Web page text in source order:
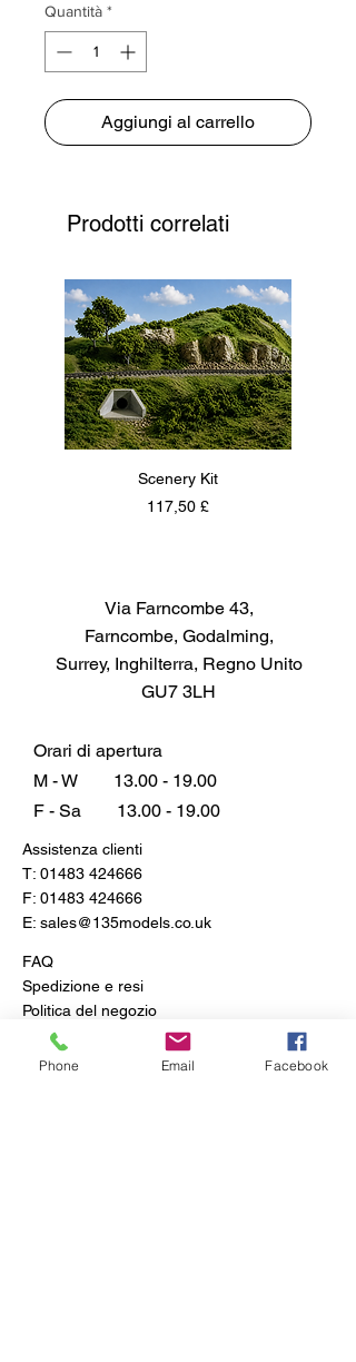
Quantità *
Aggiungi al carrello
Prodotti correlati
Scenery Kit
Prezzo
117,50 £
Via Farncombe 43,
Farncombe, Godalming,
Surrey, Inghilterra, Regno Unito
GU7 3LH
Orari di apertura
M - W
13.00 - 19.00
F - Sa
13.00 - 19.00
Assistenza clienti
T: 01483 424666
F: 01483 424666
E: sales@135models.co.uk
FAQ
Spedizione e resi
Politica del negozio
Phone Email Facebook